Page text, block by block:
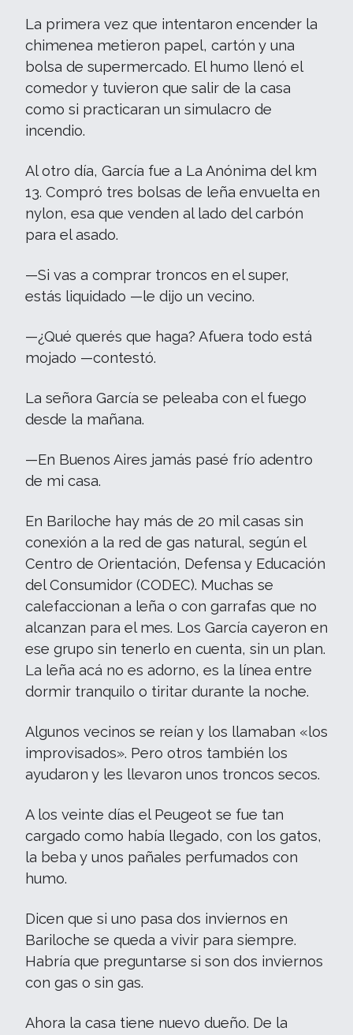
La primera vez que intentaron encender la
chimenea metieron papel, cartón y una
bolsa de supermercado. El humo llenó el
comedor y tuvieron que salir de la casa
como si practicaran un simulacro de
incendio.
Al otro día, García fue a La Anónima del km
13. Compró tres bolsas de leña envuelta en
nylon, esa que venden al lado del carbón
para el asado.
—Si vas a comprar troncos en el super,
estás liquidado —le dijo un vecino.
—¿Qué querés que haga? Afuera todo está
mojado —contestó.
La señora García se peleaba con el fuego
desde la mañana.
—En Buenos Aires jamás pasé frío adentro
de mi casa.
En Bariloche hay más de 20 mil casas sin
conexión a la red de gas natural, según el
Centro de Orientación, Defensa y Educación
del Consumidor (CODEC). Muchas se
calefaccionan a leña o con garrafas que no
alcanzan para el mes. Los García cayeron en
ese grupo sin tenerlo en cuenta, sin un plan.
La leña acá no es adorno, es la línea entre
dormir tranquilo o tiritar durante la noche.
Algunos vecinos se reían y los llamaban «los
improvisados». Pero otros también los
ayudaron y les llevaron unos troncos secos.
A los veinte días el Peugeot se fue tan
cargado como había llegado, con los gatos,
la beba y unos pañales perfumados con
humo.
Dicen que si uno pasa dos inviernos en
Bariloche se queda a vivir para siempre.
Habría que preguntarse si son dos inviernos
con gas o sin gas.
Ahora la casa tiene nuevo dueño. De la